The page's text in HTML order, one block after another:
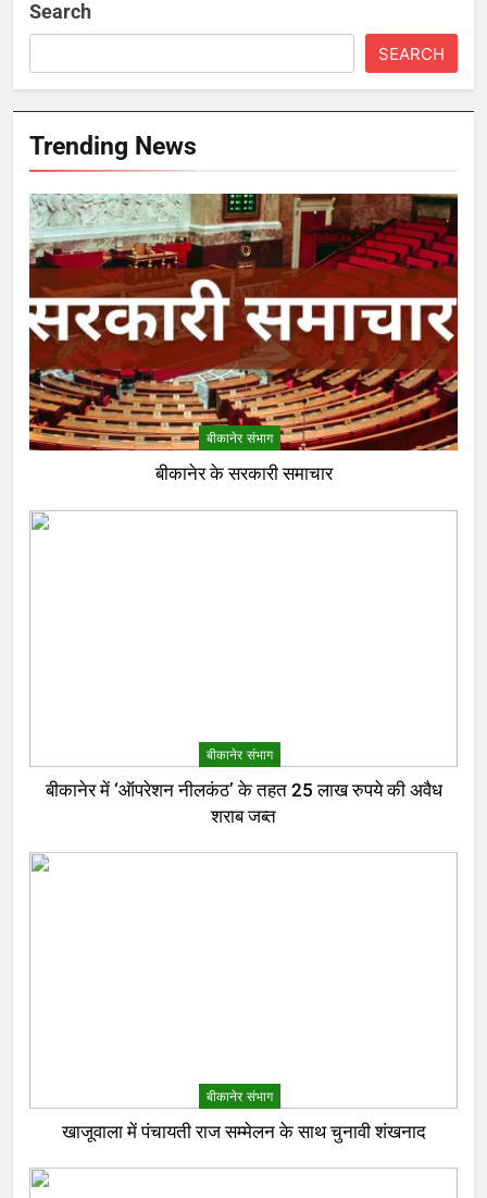
Search
SEARCH
Trending News
बीकानेर संभाग
बीकानेर के सरकारी समाचार
बीकानेर संभाग
बीकानेर में ‘ऑपरेशन नीलकंठ’ के तहत 25 लाख रुपये की अवैध
शराब जब्त
बीकानेर संभाग
खाजूवाला में पंचायती राज सम्मेलन के साथ चुनावी शंखनाद